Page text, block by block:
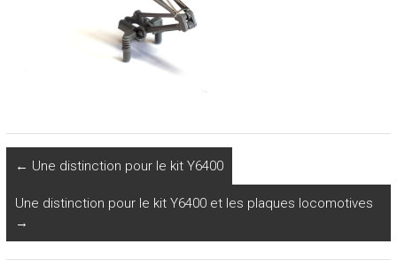
← Une distinction pour le kit Y6400
Une distinction pour le kit Y6400 et les plaques locomotives
→